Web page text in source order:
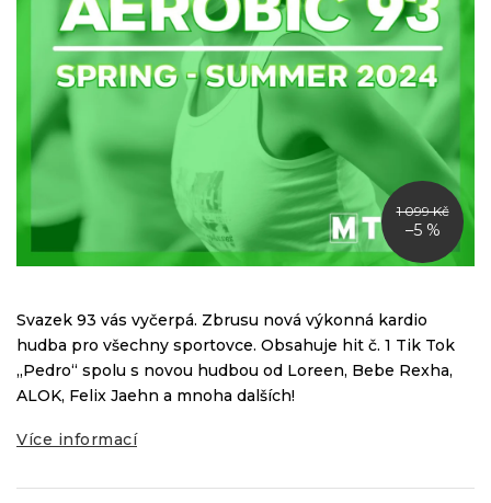
1 099 Kč
–5 %
Svazek 93 vás vyčerpá. Zbrusu nová výkonná kardio
hudba pro všechny sportovce. Obsahuje hit č. 1 Tik Tok
„Pedro“ spolu s novou hudbou od Loreen, Bebe Rexha,
ALOK, Felix Jaehn a mnoha dalších!
Více informací